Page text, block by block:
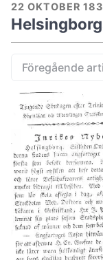
22 OKTOBER
Föregående